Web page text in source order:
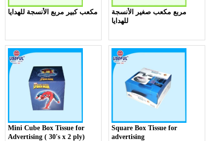
مكعب كبير مربع الأنسجة للهدايا
مربع مكعب صغير الأنسجة
للهدايا
Mini Cube Box Tissue for
Advertising ( 30's x 2 ply)
Square Box Tissue for
advertising